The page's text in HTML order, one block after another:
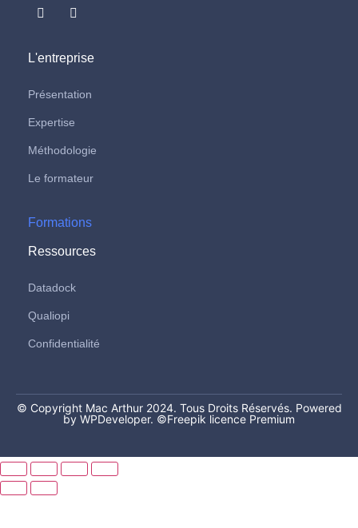
L'entreprise
Présentation
Expertise
Méthodologie
Le formateur
Formations
Ressources
Datadock
Qualiopi
Confidentialité
© Copyright Mac Arthur 2024. Tous Droits Réservés. Powered
by WPDeveloper. ©Freepik licence Premium